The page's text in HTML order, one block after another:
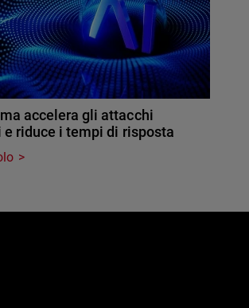
accelera gli attacchi
riduce i tempi di risposta